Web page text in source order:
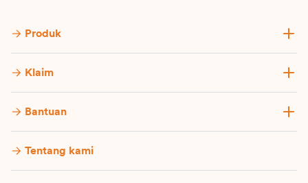
Produk
Klaim
Bantuan
Tentang kami